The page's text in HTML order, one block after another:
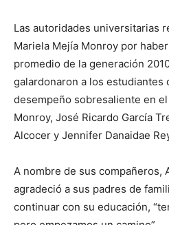
​Las autoridades universitarias
Mariela Mejía Monroy por
promedio de la generación
galardonaron a los estudiantes
desempeño sobresaliente en el
Monroy, José Ricardo García
Alcocer y Jennifer Danaidae
A nombre de sus compañeros,
agradeció a sus padres de
continuar con su educación,